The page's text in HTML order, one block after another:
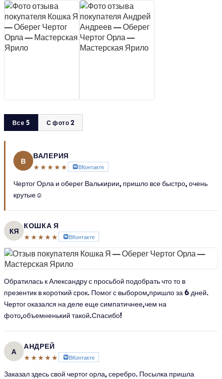
Все 5 С фото 2
В
ВАЛЕРИЯ
★★★★★
ВКонтакте
Чертог Орла и оберег Валькирии, пришло все быстро, очень
крутые☺
КЯ
КОШКА Я
★★★★★
ВКонтакте
Обратилась к Александру с просьбой подобрать что то в
презентик в короткий срок. Помог с выбором,пришло за 6 дней.
Чертог оказался на деле еще симпатичнее,чем на
фото,объемненький такой.Спасибо!
А
АНДРЕЙ
★★★★★
ВКонтакте
Заказал здесь свой чертог орла, серебро. Посылка пришла